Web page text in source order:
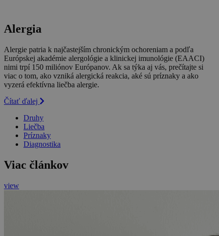
Alergia
Alergie patria k najčastejším chronickým ochoreniam a podľa
Európskej akadémie alergológie a klinickej imunológie (EAACI)
nimi trpí 150 miliónov Európanov. Ak sa týka aj vás, prečítajte si
viac o tom, ako vzniká alergická reakcia, aké sú príznaky a ako
vyzerá efektívna liečba alergie.
Čítať ďalej
Druhy
Liečba
Príznaky
Diagnostika
Viac článkov
view